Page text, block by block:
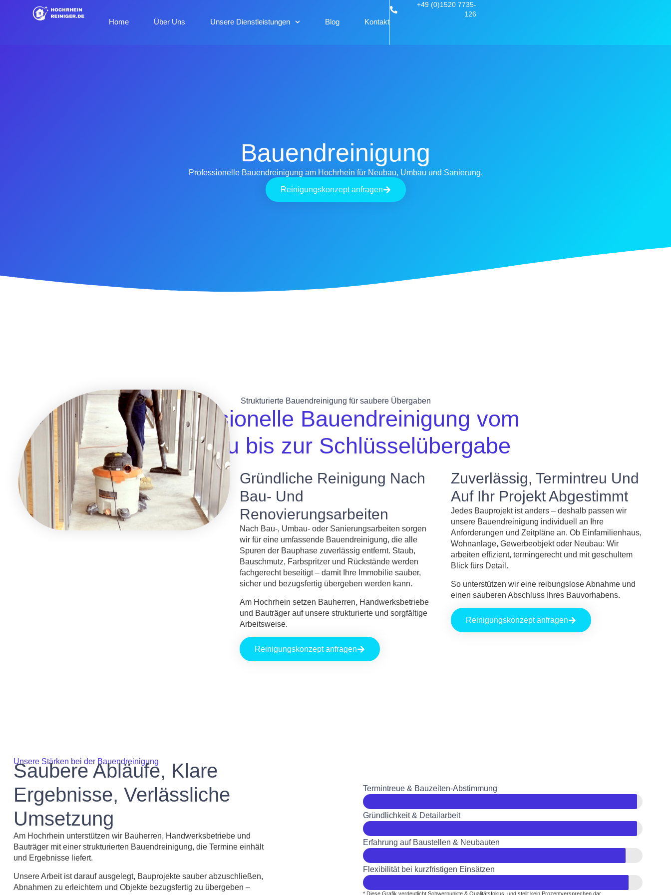
Home Über Uns Unsere Dienstleistungen Blog Kontakt
+49 (0)1520 7735-
126
Bauendreinigung
Professionelle Bauendreinigung am Hochrhein für Neubau, Umbau und Sanierung.
Reinigungskonzept anfragen
Strukturierte Bauendreinigung für saubere Übergaben
Professionelle Bauendreinigung vom
Rohbau bis zur Schlüsselübergabe
Gründliche Reinigung Nach
Bau- Und
Renovierungsarbeiten
Nach Bau-, Umbau- oder Sanierungsarbeiten sorgen
wir für eine umfassende Bauendreinigung, die alle
Spuren der Bauphase zuverlässig entfernt. Staub,
Bauschmutz, Farbspritzer und Rückstände werden
fachgerecht beseitigt – damit Ihre Immobilie sauber,
sicher und bezugsfertig übergeben werden kann.
Am Hochrhein setzen Bauherren, Handwerksbetriebe
und Bauträger auf unsere strukturierte und sorgfältige
Arbeitsweise.
Reinigungskonzept anfragen
Zuverlässig, Termintreu Und
Auf Ihr Projekt Abgestimmt
Jedes Bauprojekt ist anders – deshalb passen wir
unsere Bauendreinigung individuell an Ihre
Anforderungen und Zeitpläne an. Ob Einfamilienhaus,
Wohnanlage, Gewerbeobjekt oder Neubau: Wir
arbeiten effizient, termingerecht und mit geschultem
Blick fürs Detail.
So unterstützen wir eine reibungslose Abnahme und
einen sauberen Abschluss Ihres Bauvorhabens.
Reinigungskonzept anfragen
Unsere Stärken bei der Bauendreinigung
Saubere Abläufe, Klare
Ergebnisse, Verlässliche
Umsetzung
Am Hochrhein unterstützen wir Bauherren, Handwerksbetriebe und
Bauträger mit einer strukturierten Bauendreinigung, die Termine einhält
und Ergebnisse liefert.
Unsere Arbeit ist darauf ausgelegt, Bauprojekte sauber abzuschließen,
Abnahmen zu erleichtern und Objekte bezugsfertig zu übergeben –
Termintreue & Bauzeiten-Abstimmung
Gründlichkeit & Detailarbeit
Erfahrung auf Baustellen & Neubauten
Flexibilität bei kurzfristigen Einsätzen
* Diese Grafik verdeutlicht Schwerpunkte & Qualitätsfokus, und stellt kein Prozentversprechen dar.